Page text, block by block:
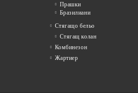
Прашки
Бразилиани
Стягащо бельо
Стягащ колан
Комбинезон
Жартиер